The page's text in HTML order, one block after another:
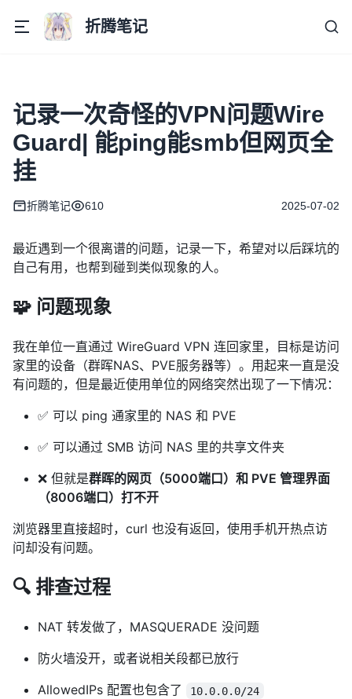
折腾笔记
记录一次奇怪的VPN问题Wire
Guard| 能ping能smb但网页全
挂
折腾笔记 610 2025-07-02
最近遇到一个很离谱的问题，记录一下，希望对以后踩坑的
自己有用，也帮到碰到类似现象的人。
🧩 问题现象
我在单位一直通过 WireGuard VPN 连回家里，目标是访问
家里的设备（群晖NAS、PVE服务器等）。用起来一直是没
有问题的，但是最近使用单位的网络突然出现了一下情况：
✅ 可以 ping 通家里的 NAS 和 PVE
✅ 可以通过 SMB 访问 NAS 里的共享文件夹
❌ 但就是群晖的网页（5000端口）和 PVE 管理界面
（8006端口）打不开
浏览器里直接超时，curl 也没有返回，使用手机开热点访
问却没有问题。
🔍 排查过程
NAT 转发做了，MASQUERADE 没问题
防火墙没开，或者说相关段都已放行
AllowedIPs 配置也包含了
10.0.0.0/24